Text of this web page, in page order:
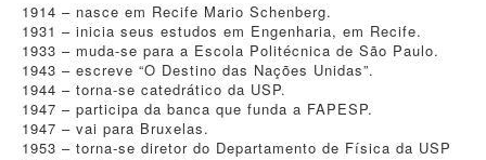
1914 – nasce em Recife Mario Schenberg.
1931 – inicia seus estudos em Engenharia, em Recife.
1933 – muda-se para a Escola Politécnica de São Paulo.
1943 – escreve “O Destino das Nações Unidas”.
1944 – torna-se catedrático da USP.
1947 – participa da banca que funda a FAPESP.
1947 – vai para Bruxelas.
1953 – torna-se diretor do Departamento de Física da USP